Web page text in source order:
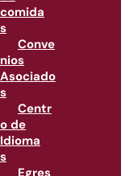
comida
s
Conve
nios
Asociado
s
Centr
o de
Idioma
s
Egres